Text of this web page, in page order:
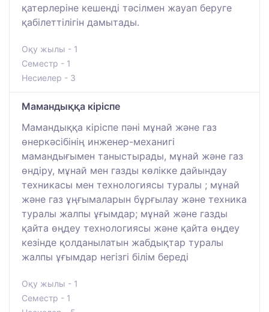
қатерлеріне кешенді тәсілмен жауап беруге
қабілеттілігін дамытады.
Оқу жылы - 1
Семестр - 1
Несиелер - 3
Мамандыққа кіріспе
Мамандыққа кіріспе пәні мұнай және газ
өнеркәсібінің инженер-механигі
мамандығымен таныстырады, мұнай және газ
өндіру, мұнай мен газды көлікке дайындау
техникасы мен технологиясы туралы ; мұнай
және газ ұңғымаларын бұрғылау және техника
туралы жалпы ұғымдар; мұнай және газды
қайта өңдеу технологиясы және қайта өңдеу
кезінде қолданылатын жабдықтар туралы
жалпы ұғымдар негізгі білім береді
Оқу жылы - 1
Семестр - 1